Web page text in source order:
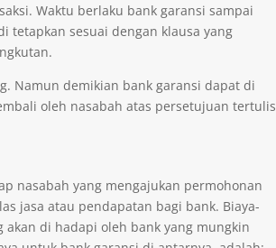
Waktu berlaku bank garansi sampai
tetapkan sesuai dengan klausa yang
Namun demikian bank garansi dapat di
oleh nasabah atas persetujuan tertulis
nasabah yang mengajukan permohonan
jasa atau pendapatan bagi bank. Biaya-
di hadapi oleh bank yang mungkin